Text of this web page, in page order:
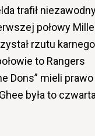
trafił
połowy
rzutu
to Rangers
Dons” mieli prawo
była to